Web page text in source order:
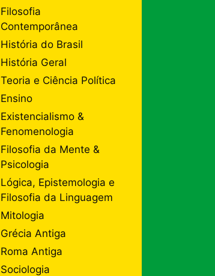
Filosofia
Contemporânea
História do Brasil
História Geral
Teoria e Ciência Política
Ensino
Existencialismo &
Fenomenologia
Filosofia da Mente &
Psicologia
Lógica, Epistemologia e
Filosofia da Linguagem
Mitologia
Grécia Antiga
Roma Antiga
Sociologia